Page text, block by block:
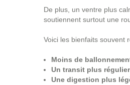
De plus, un ventre plus
soutiennent surtout une
Voici les bienfaits souvent
Moins de
Un transit plus régulier
Une digestion plus